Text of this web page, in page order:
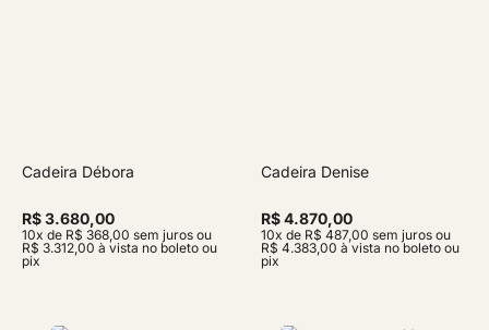
Cadeira Débora
R$ 3.680,00
10x de R$ 368,00 sem juros ou
R$ 3.312,00 à vista no boleto ou
pix
Cadeira Denise
R$ 4.870,00
10x de R$ 487,00 sem juros ou
R$ 4.383,00 à vista no boleto ou
pix